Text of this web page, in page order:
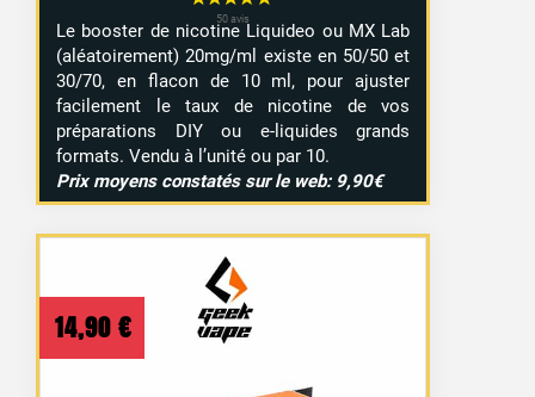
Le booster de nicotine Liquideo ou MX Lab
(aléatoirement) 20mg/ml existe en 50/50 et
30/70, en flacon de 10 ml, pour ajuster
facilement le taux de nicotine de vos
préparations DIY ou e-liquides grands
formats. Vendu à l’unité ou par 10.
Prix moyens constatés sur le web: 9,90€
14,90 €